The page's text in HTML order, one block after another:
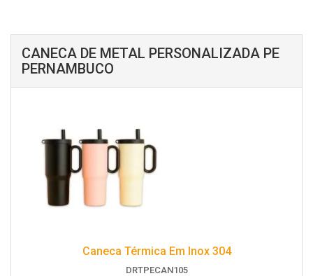
CANECA DE METAL PERSONALIZADA PE
PERNAMBUCO
Caneca Térmica Em Inox 304
DRTPECAN105